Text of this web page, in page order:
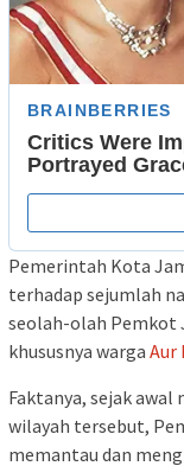
Pemerintah Kota
terhadap sejumlah
seolah-olah Pemkot
khususnya warga Aur
Faktanya, sejak
wilayah tersebut,
memantau dan